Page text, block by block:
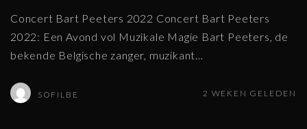
Concert Bart Peeters 2022 Concert Bart Peeters
2022: Een Avond vol Muzikale Magie Bart Peeters, de
bekende Belgische zanger, muzikant…
SOFILBE 2 WEKEN GELEDEN